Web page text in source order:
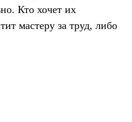
Кто хочет их
мастеру за труд, либо